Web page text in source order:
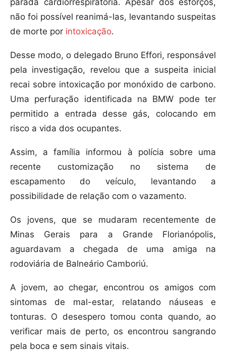
parada cardiorrespiratória. Apesar dos esforços,
não foi possível reanimá-las, levantando suspeitas
de morte por intoxicação.
Desse modo, o delegado Bruno Effori, responsável
pela investigação, revelou que a suspeita inicial
recai sobre intoxicação por monóxido de carbono.
Uma perfuração identificada na BMW pode ter
permitido a entrada desse gás, colocando em
risco a vida dos ocupantes.
Assim, a família informou à polícia sobre uma
recente customização no sistema de
escapamento do veículo, levantando a
possibilidade de relação com o vazamento.
Os jovens, que se mudaram recentemente de
Minas Gerais para a Grande Florianópolis,
aguardavam a chegada de uma amiga na
rodoviária de Balneário Camboriú.
A jovem, ao chegar, encontrou os amigos com
sintomas de mal-estar, relatando náuseas e
tonturas. O desespero tomou conta quando, ao
verificar mais de perto, os encontrou sangrando
pela boca e sem sinais vitais.